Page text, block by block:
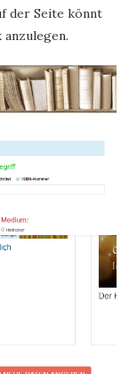
der Seite könnt